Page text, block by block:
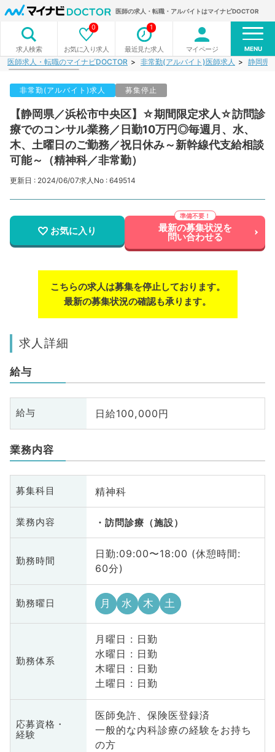
医師の求人・転職・アルバイトはマイナビDOCTOR
求人検索 お気に入り求人
0
最近見た求人
1
マイページ MENU
医師求人・転職のマイナビDOCTOR 非常勤(アルバイト)医師求人 静岡県
非常勤(アルバイト)求人 募集停止
【静岡県／浜松市中央区】☆期間限定求人☆訪問診
療でのコンサル業務／日勤10万円◎毎週月、水、
木、土曜日のご勤務／祝日休み～新幹線代支給相談
可能～（精神科／非常勤）
更新日 : 2024/06/07求人No : 649514
お気に入り 最新の募集状況を
問い合わせる
こちらの求人は募集を停止しております。
最新の募集状況の確認も承ります。
求人詳細
給与
給与 日給100,000円
業務内容
募集科目 精神科
業務内容 訪問診療（施設）
勤務時間
日勤:09:00〜18:00 (休憩時間:
60分)
勤務曜日 月 水 木 土
勤務体系
月曜日 : 日勤
水曜日 : 日勤
木曜日 : 日勤
土曜日 : 日勤
応募資格・
経験
医師免許、保険医登録済
一般的な内科診療の経験をお持ち
の方